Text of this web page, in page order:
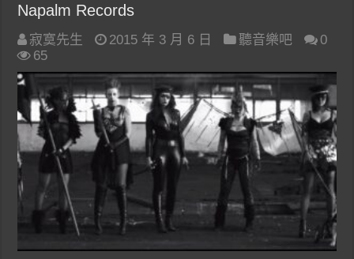
Napalm Records
寂寞先生 2015 年 3 月 6 日 聽音樂吧
0
65